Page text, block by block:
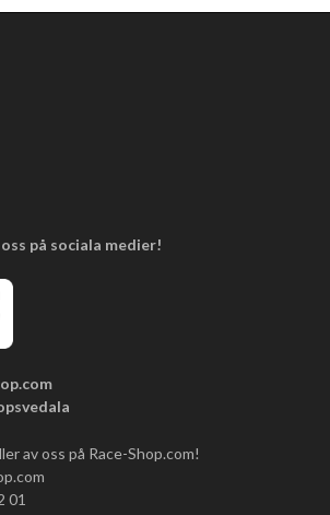
på sociala medier!
av oss på Race-Shop.com!
01